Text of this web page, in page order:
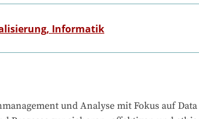
Informatik
und Analyse mit Fokus auf